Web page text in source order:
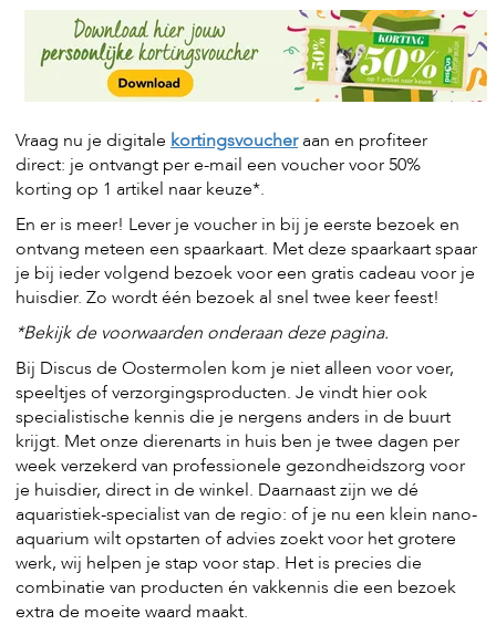
e
o
g
e
l
s
V
i
s
s
e
n
B
o
e
r
d
e
r
i
j
B
Vraag nu je digitale kortingsvoucheraan en profiteer
direct: je ontvangt per e-mail een voucher voor 50%
korting op 1 artikel naar keuze*.
En er is meer! Lever je voucher in bij je eerste bezoek en
ontvang meteen een spaarkaart. Met deze spaarkaart spaar
je bij ieder volgend bezoek voor een gratis cadeau voor je
huisdier. Zo wordt één bezoek al snel twee keer feest!
*Bekijk de voorwaarden onderaan deze pagina.
Bij Discus de Oostermolen kom je niet alleen voor voer,
speeltjes of verzorgingsproducten. Je vindt hier ook
specialistische kennis die je nergens anders in de buurt
krijgt. Met onze dierenarts in huis ben je twee dagen per
week verzekerd van professionele gezondheidszorg voor
je huisdier, direct in de winkel. Daarnaast zijn we dé
aquaristiek-specialist van de regio: of je nu een klein nano-
aquarium wilt opstarten of advies zoekt voor het grotere
werk, wij helpen je stap voor stap. Het is precies die
combinatie van producten én vakkennis die een bezoek
extra de moeite waard maakt.